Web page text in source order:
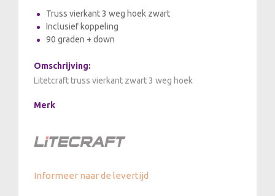
Truss vierkant 3 weg hoek zwart
Inclusief koppeling
90 graden + down
Omschrijving:
Litetcraft truss vierkant zwart 3 weg hoek
Merk
Informeer naar de levertijd